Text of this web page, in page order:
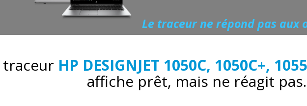
Le traceur ne répond pas aux
traceur HP DESIGNJET 1050C, 1050C+,
affiche prêt, mais ne réagit pas.